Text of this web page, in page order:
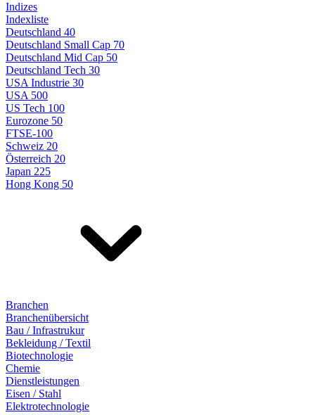
Indizes
Indexliste
Deutschland 40
Deutschland Small Cap 70
Deutschland Mid Cap 50
Deutschland Tech 30
USA Industrie 30
USA 500
US Tech 100
Eurozone 50
FTSE-100
Schweiz 20
Österreich 20
Japan 225
Hong Kong 50
Branchen
Branchenübersicht
Bau / Infrastrukur
Bekleidung / Textil
Biotechnologie
Chemie
Dienstleistungen
Eisen / Stahl
Elektrotechnologie